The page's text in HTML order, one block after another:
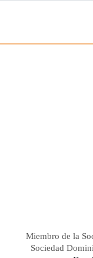
Miembro de la
Sociedad